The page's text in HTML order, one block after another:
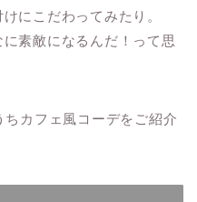
にこだわってみたり。
素敵になるんだ！って思
カフェ風コーデをご紹介